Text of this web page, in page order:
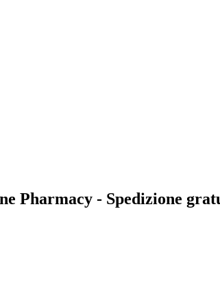
Pharmacy - Spedizione